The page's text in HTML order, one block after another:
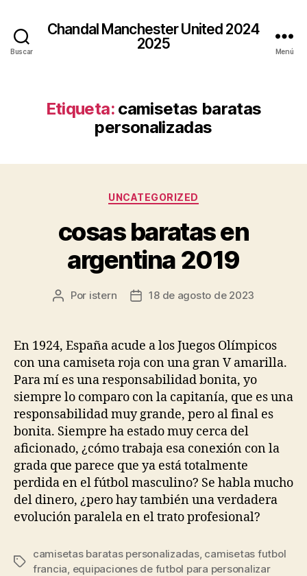
Buscar
Chandal Manchester United 2024
2025
Menú
Etiqueta: camisetas baratas
personalizadas
Categorías
UNCATEGORIZED
cosas baratas en
argentina 2019
Autor
entrada
Por istern
Fecha
entrada
18 de agosto de 2023
En 1924, España acude a los Juegos Olímpicos
con una camiseta roja con una gran V amarilla.
Para mí es una responsabilidad bonita, yo
siempre lo comparo con la capitanía, que es una
responsabilidad muy grande, pero al final es
bonita. Siempre ha estado muy cerca del
aficionado, ¿cómo trabaja esa conexión con la
grada que parece que ya está totalmente
perdida en el fútbol masculino? Se habla mucho
del dinero, ¿pero hay también una verdadera
evolución paralela en el trato profesional?
Etiquetas
camisetas baratas personalizadas, camisetas futbol
francia equipaciones de futbol para personalizar